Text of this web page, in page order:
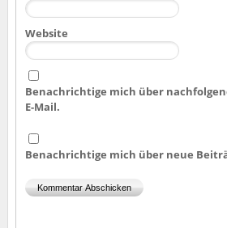
Website
Benachrichtige mich über
E-Mail.
Benachrichtige mich über neue